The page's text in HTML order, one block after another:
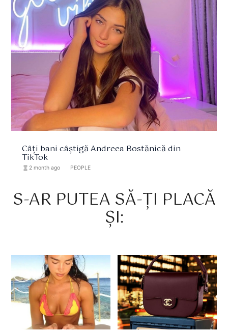
Câți bani câștigă Andreea Bostănică din
TikTok
hourglass_full 2 month ago PEOPLE
S-AR PUTEA SĂ-ȚI PLACĂ
ȘI: